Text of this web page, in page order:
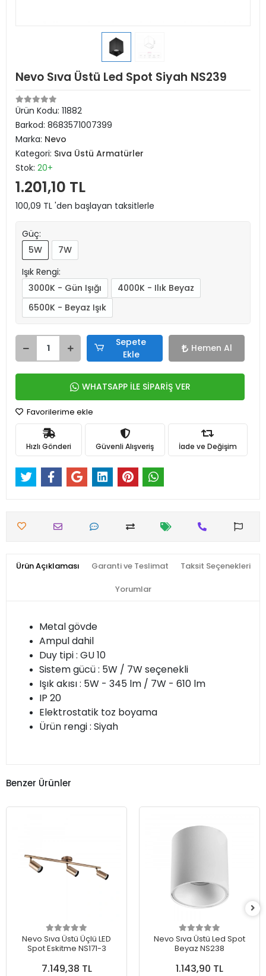
Nevo Sıva Üstü Led Spot Siyah NS239
Ürün Kodu: 11882
Barkod: 8683571007399
Marka: Nevo
Kategori: Sıva Üstü Armatürler
Stok: 20+
1.201,10 TL
100,09 TL 'den başlayan taksitlerle
Güç:
5W
7W
Işık Rengi:
3000K - Gün Işığı
4000K - Ilık Beyaz
6500K - Beyaz Işık
Sepete
Ekle
Hemen Al
WHATSAPP İLE SİPARİŞ VER
Favorilerime ekle
Hızlı Gönderi Güvenli Alışveriş İade ve Değişim
Ürün Açıklaması Garanti ve Teslimat Taksit Seçenekleri
Yorumlar
Metal gövde
Ampul dahil
Duy tipi : GU 10
Sistem gücü : 5W / 7W seçenekli
Işık akısı : 5W - 345 lm / 7W - 610 lm
IP 20
Elektrostatik toz boyama
Ürün rengi : Siyah
Benzer Ürünler
Nevo Sıva Üstü Üçlü LED
Spot Eskitme NS171-3
7.149,38 TL
Nevo Sıva Üstü Led Spot
Beyaz NS238
1.143,90 TL